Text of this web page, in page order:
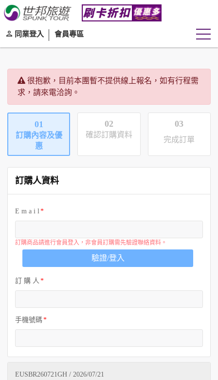
同業登入 會員專區
很抱歉，目前本團暫不提供線上報名，如有行程需
求，請來電洽詢。
01
訂購內容及優
惠
02
確認訂購資料
03
完成訂單
訂購人資料
E m a i l
訂購商品請進行會員登入，非會員訂購需先驗證聯絡資料。
驗證/登入
訂 購 人
手機號碼
EUSBR260721GH / 2026/07/21